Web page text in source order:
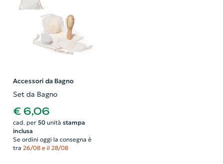
Accessori da Bagno
Set da Bagno
€ 6,06
cad. per 50unità stampa
inclusa
Se ordini oggi la consegna è
tra 26/08 e il 28/08